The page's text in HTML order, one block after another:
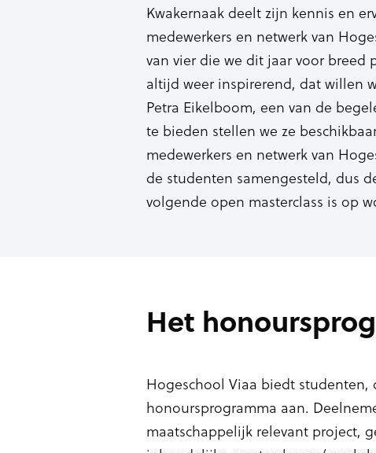
Kwakernaak deelt zijn kennis en
medewerkers en netwerk van
van vier die we dit jaar voor breed
altijd weer inspirerend, dat willen
Petra Eikelboom, een van de
te bieden stellen we ze
medewerkers en netwerk van
de studenten samengesteld, dus
volgende open masterclass is op
Het
Hogeschool Viaa biedt
honoursprogramma aan.
maatschappelijk relevant project,